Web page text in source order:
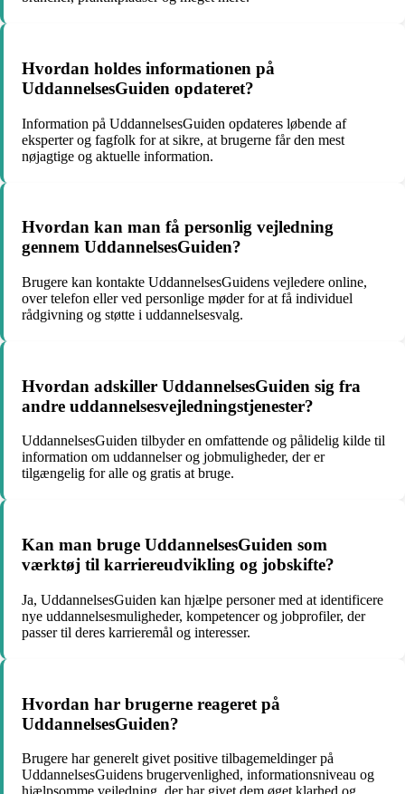
Hvordan holdes informationen på
UddannelsesGuiden opdateret?
Information på UddannelsesGuiden opdateres løbende af
eksperter og fagfolk for at sikre, at brugerne får den mest
nøjagtige og aktuelle information.
Hvordan kan man få personlig vejledning
gennem UddannelsesGuiden?
Brugere kan kontakte UddannelsesGuidens vejledere online,
over telefon eller ved personlige møder for at få individuel
rådgivning og støtte i uddannelsesvalg.
Hvordan adskiller UddannelsesGuiden sig fra
andre uddannelsesvejledningstjenester?
UddannelsesGuiden tilbyder en omfattende og pålidelig kilde til
information om uddannelser og jobmuligheder, der er
tilgængelig for alle og gratis at bruge.
Kan man bruge UddannelsesGuiden som
værktøj til karriereudvikling og jobskifte?
Ja, UddannelsesGuiden kan hjælpe personer med at identificere
nye uddannelsesmuligheder, kompetencer og jobprofiler, der
passer til deres karrieremål og interesser.
Hvordan har brugerne reageret på
UddannelsesGuiden?
Brugere har generelt givet positive tilbagemeldinger på
UddannelsesGuidens brugervenlighed, informationsniveau og